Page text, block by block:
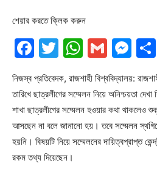
শেয়ার করতে ক্লিক করুন
Facebook
TwitterGmail
নিজস্ব প্রতিবেদক, রাজশাহী বিশ্ববিদ্যালয়:
তারিখে ছাত্রলীগের সম্মেলন নিয়ে অনিশ্চয়তা
শাখা ছাত্রলীগের সম্মেলন হওয়ার কথা থাকলেও
আসছেন না বলে জানানো হয়। তবে সম্মেলন
হয়নি। বিষয়টি নিয়ে সম্মেলনের দায়িত্বপ্রাপ্ত
রকম তথ্য দিয়েছেন।